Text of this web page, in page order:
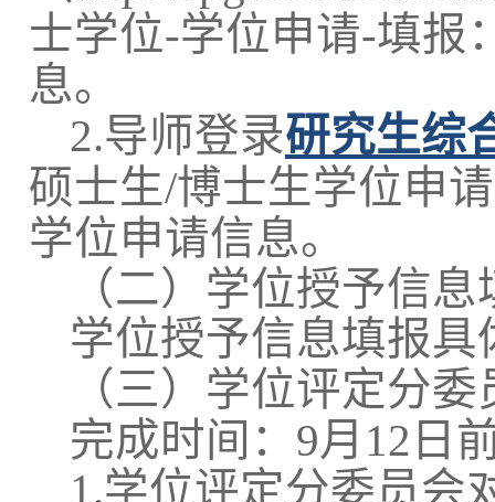
士学位-学位申请-填报
息。
2.导师登录研究生综
硕士生/博士生学位申
学位申请信息。
（二）学位授予信息
学位授予信息填报
（三）学位评定分
完成时间：9月12日
1.学位评定分委员会